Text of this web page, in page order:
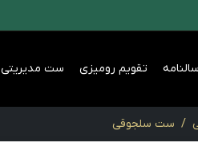
تقویم رومیزی ست مدیریتی
ست سلجوقی